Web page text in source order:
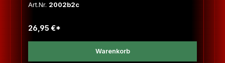
Art.Nr. 2002b2c
26,95 €*
Warenkorb